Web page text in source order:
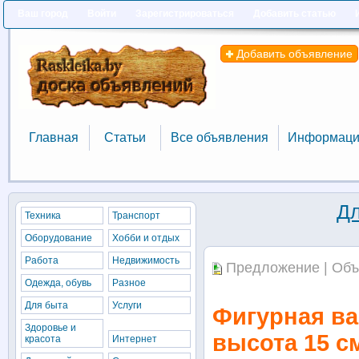
Добавить объявление
Главная
Главная
Статьи
Статьи
Все объявления
Все объявления
Предложение |
Фигурная
высота 15
Техника
Транспорт
Оборудование
Хобби и отдых
Работа
Недвижимость
Одежда, обувь
Разное
Для быта
Услуги
Здоровье и
красота
Интернет